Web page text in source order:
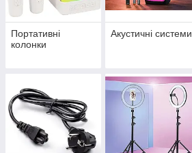
Портативні
колонки
Акустичні системи